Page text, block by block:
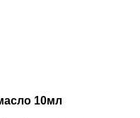
10мл